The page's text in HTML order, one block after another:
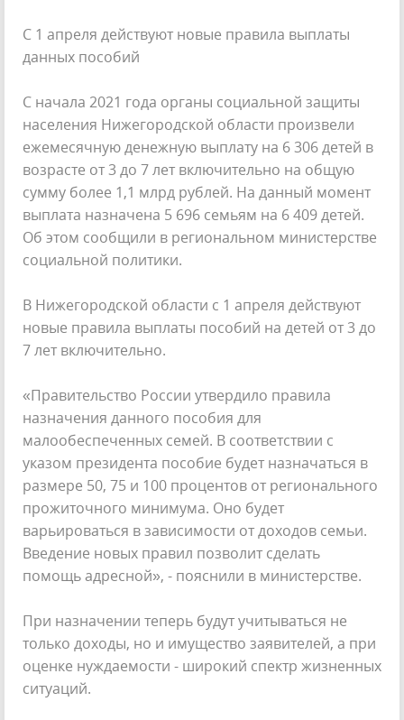
С 1 апреля действуют новые правила выплаты
данных пособий
С начала 2021 года органы социальной защиты
населения Нижегородской области произвели
ежемесячную денежную выплату на 6 306 детей в
возрасте от 3 до 7 лет включительно на общую
сумму более 1,1 млрд рублей. На данный момент
выплата назначена 5 696 семьям на 6 409 детей.
Об этом сообщили в региональном министерстве
социальной политики.
В Нижегородской области с 1 апреля действуют
новые правила выплаты пособий на детей от 3 до
7 лет включительно.
«Правительство России утвердило правила
назначения данного пособия для
малообеспеченных семей. В соответствии с
указом президента пособие будет назначаться в
размере 50, 75 и 100 процентов от регионального
прожиточного минимума. Оно будет
варьироваться в зависимости от доходов семьи.
Введение новых правил позволит сделать
помощь адресной», - пояснили в министерстве.
При назначении теперь будут учитываться не
только доходы, но и имущество заявителей, а при
оценке нуждаемости - широкий спектр жизненных
ситуаций.